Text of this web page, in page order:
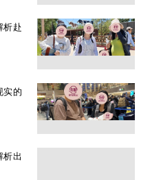
析赴
实的
析出